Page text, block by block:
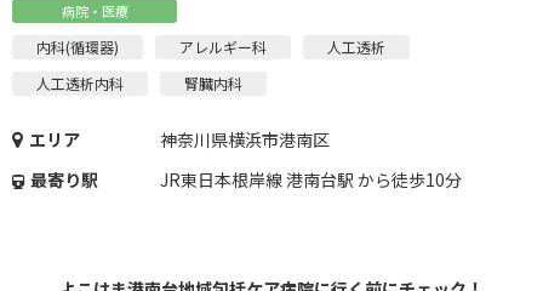
病院・医療
内科(循環器) アレルギー科
人工透析
人工透析内科
腎臓内科
エリア
神奈川県横浜市港南区
最寄り駅
JR東日本根岸線 港南台駅 から徒歩10分